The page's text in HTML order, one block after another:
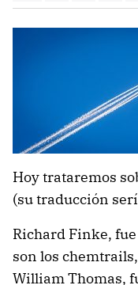
Hoy trataremos
(su traducción
Richard Finke,
son los
William Thomas,